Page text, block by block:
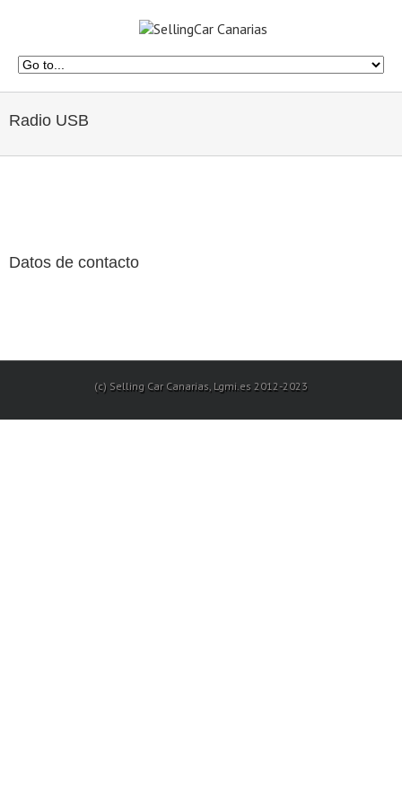
Radio USB
Datos de contacto
(c) Selling Car Canarias, Lgmi.es 2012-2023